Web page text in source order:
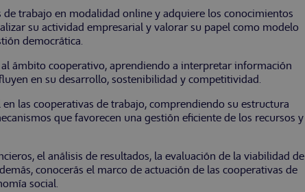
trabajo en modalidad online y adquiere los conocimientos
su actividad empresarial y valorar su papel como modelo
democrática.
ámbito cooperativo, aprendiendo a interpretar información
en su desarrollo, sostenibilidad y competitividad.
las cooperativas de trabajo, comprendiendo su estructura
que favorecen una gestión eficiente de los recursos y
el análisis de resultados, la evaluación de la viabilidad de
conocerás el marco de actuación de las cooperativas de
social.